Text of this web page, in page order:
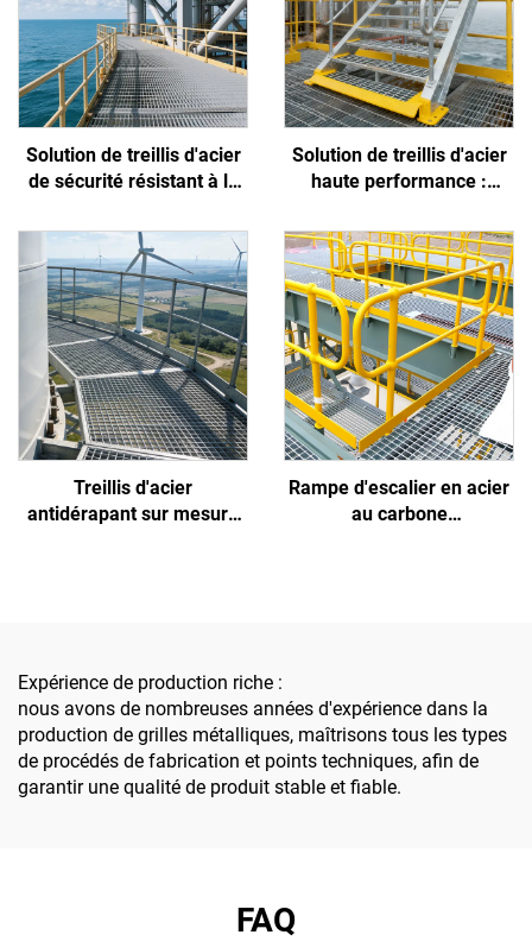
Solution de treillis d'acier
de sécurité résistant à la
conçue spécifiquement
pour les environnements
extrêmes des plates-
formes offshore et des
ports
Solution de treillis d'acier
haute performance :
empêche les glissades des
travailleurs et réduit
l'encrassement
Treillis d'acier
antidérapant sur mesure
éoliens/de stockage
d'énergie, avec une haute
résistance, une résistance
à la corrosion, une
installation facile et des
dimensions
Rampe d'escalier en acier
au carbone
Expérience de production riche :
nous avons de nombreuses années d'expérience dans la
production de grilles métalliques, maîtrisons tous les types
de procédés de fabrication et points techniques, afin de
garantir une qualité de produit stable et fiable.
FAQ